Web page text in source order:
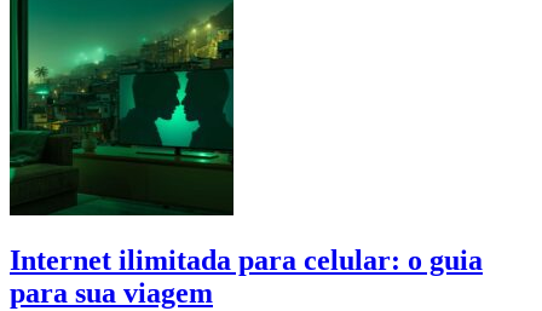
Internet ilimitada para celular: o guia
para sua viagem